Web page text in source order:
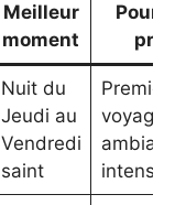
Meilleur
moment
Pour
profil
Nuit du
Jeudi au
Vendredi
saint
Premier
voyage,
intense